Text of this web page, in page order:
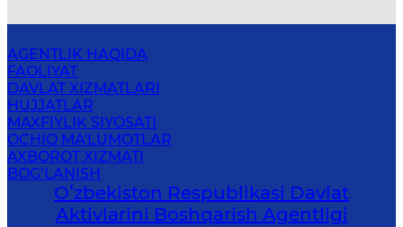
AGENTLIK HAQIDA
FAOLIYAT
DAVLAT XIZMATLARI
HUJJATLAR
MAXFIYLIK SIYOSATI
OCHIQ MA'LUMOTLAR
AXBOROT XIZMATI
BOG‘LANISH
Oʻzbekiston Respublikasi Davlat
Aktivlarini Boshqarish Agentligi